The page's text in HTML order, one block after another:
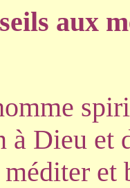
aux
à Dieu et
méditer